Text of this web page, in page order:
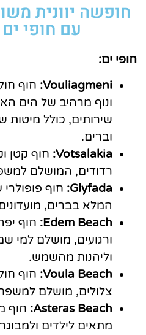
חופשה יוונית
עם חופי
חופי ים:
Vouliagmeni: חוף
ונוף מרהיב של הים
שירותים, כולל מיטות
וברים.
Votsalakia: חוף קטן
רדודים, המושלם
Glyfada: חוף
המלא בברים,
Edem Beach: חוף
ורגועים, מושלם למי
וליהנות מהשמש.
Voula Beach: חוף
צלולים, מושלם
Asteras Beach: חוף
מתאים לילדים